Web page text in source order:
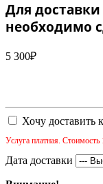
Для
необходимо
5 300₽
Хочу доставить
Услуга платная. Стоимость
Дата доставки